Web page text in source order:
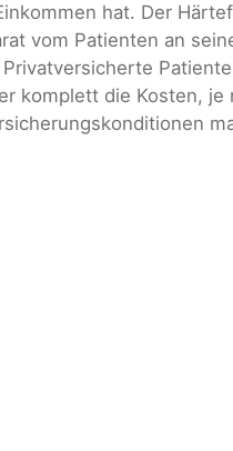
hat. Der
vom Patienten an
komplett die Kosten, je